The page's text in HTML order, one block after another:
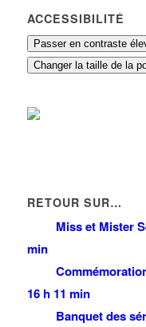
ACCESSIBILITÉ
Passer en contraste
Changer la taille de la
RETOUR SUR…
Miss et Mister
min
16 h 11 min
Banquet des